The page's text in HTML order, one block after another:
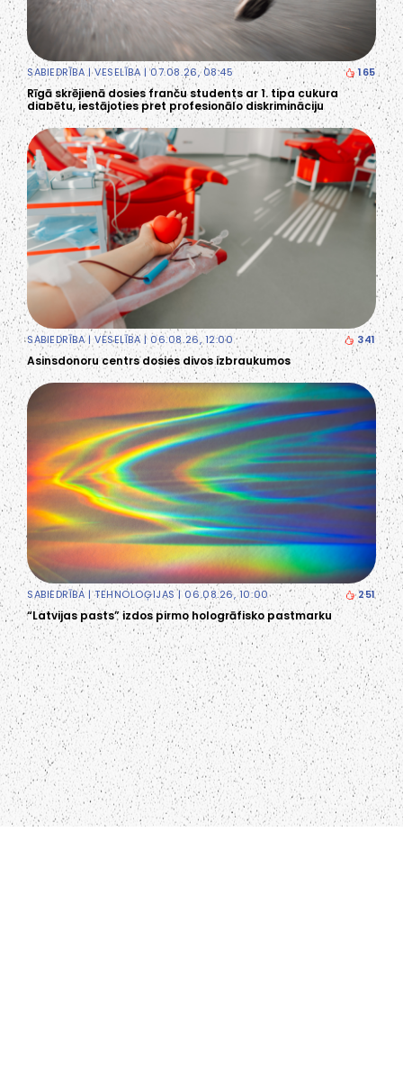
SABIEDRĪBA|VESELĪBA | 07.08.26, 08:45 165
Rīgā skrējienā dosies franču students ar 1. tipa cukura
diabētu, iestājoties pret profesionālo diskrimināciju
SABIEDRĪBA|VESELĪBA | 06.08.26, 12:00 341
Asinsdonoru centrs dosies divos izbraukumos
SABIEDRĪBA |TEHNOLOĢIJAS| 06.08.26, 10:00 251
“Latvijas pasts” izdos pirmo hologrāfisko pastmarku